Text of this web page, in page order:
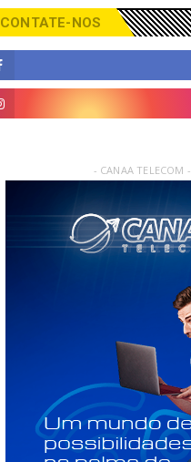
CONTATE-NOS
- CANAA TELECOM -